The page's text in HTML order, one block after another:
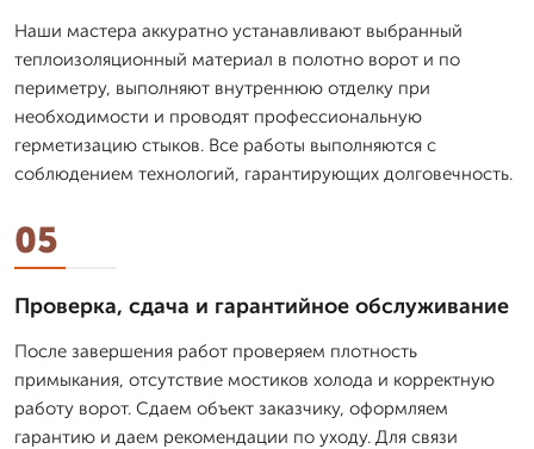
Наши мастера аккуратно устанавливают выбранный
теплоизоляционный материал в полотно ворот и по
периметру, выполняют внутреннюю отделку при
необходимости и проводят профессиональную
герметизацию стыков. Все работы выполняются с
соблюдением технологий, гарантирующих долговечность.
05
Проверка, сдача и гарантийное обслуживание
После завершения работ проверяем плотность
примыкания, отсутствие мостиков холода и корректную
работу ворот. Сдаем объект заказчику, оформляем
гарантию и даем рекомендации по уходу. Для связи